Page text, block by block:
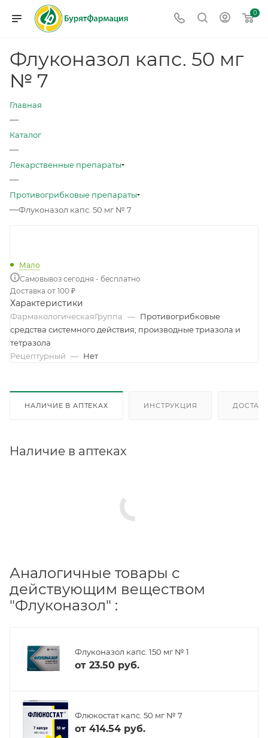
0
Флуконазол капс. 50 мг
№ 7
Главная
—
Каталог
—
Лекарственные препараты
—
Противогрибковые препараты
—Флуконазол капс. 50 мг № 7
Мало
Самовывоз сегодня - бесплатно
Доставка от 100 ₽
Характеристики
ФармакологическаяГруппа — Противогрибковые
средства системного действия; производные триазола и
тетразола
Рецептурный — Нет
НАЛИЧИЕ В АПТЕКАХ ИНСТРУКЦИЯ
Наличие в аптеках
Аналогичные товары с
действующим веществом
"Флуконазол" :
Флуконазол капс. 150 мг № 1
от 23.50 руб.
Флюкостат капс. 50 мг № 7
от 414.54 руб.